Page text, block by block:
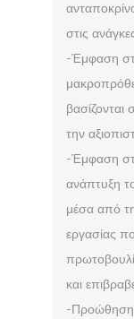
στις
-Έμφαση
βασίζονται
την
-Έμφαση
ανάπτυξη
μέσα από
εργασίας
και
-Προώθηση